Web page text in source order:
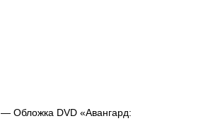
— Обложка DVD «Авангард: